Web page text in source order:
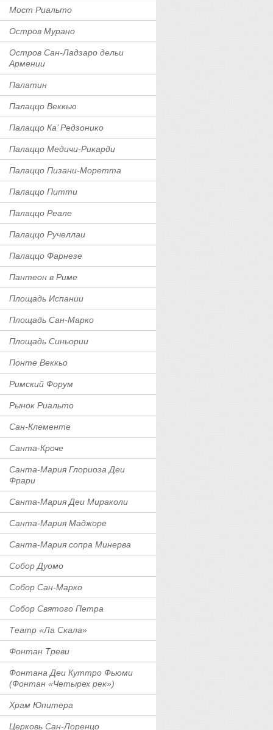
Мост Риальто
Остров Мурано
Остров Сан-Ладзаро дельи
Армении
Палатин
Палаццо Веккью
Палаццо Ка’ Редзонико
Палаццо Медичи-Рикарди
Палаццо Пизани-Моретта
Палаццо Питти
Палаццо Реале
Палаццо Ручеллаи
Палаццо Фарнезе
Пантеон в Риме
Площадь Испании
Площадь Сан-Марко
Площадь Синьории
Понте Веккьо
Римский Форум
Рынок Риальто
Сан-Клементе
Санта-Кроче
Санта-Мария Глориоза Деи
Фрари
Санта-Мария Деи Мираколи
Санта-Мария Маджоре
Санта-Мария сопра Минерва
Собор Дуомо
Собор Сан-Марко
Собор Святого Петра
Театр «Ла Скала»
Фонтан Треви
Фонтана Деи Куттро Фьюми
(Фонтан «Четырех рек»)
Храм Юпитера
Церковь Сан-Лоренцо